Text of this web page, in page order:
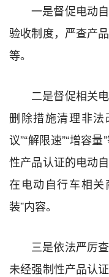
一是督促电动
验收制度，严查产
等。
二是督促相关
删除措施清理非
议”“解限速”“增容
性产品认证的电动
在电动自行车相
装”内容。
三是依法严厉
未经强制性产品认